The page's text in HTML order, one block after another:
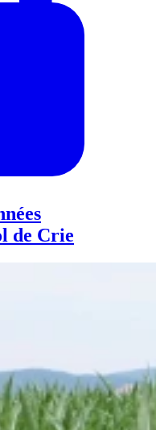
de Crie